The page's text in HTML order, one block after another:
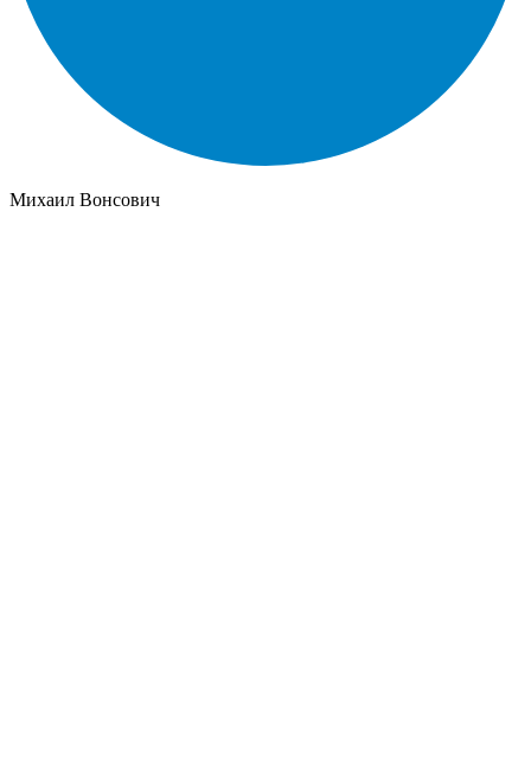
Михаил Вонсович